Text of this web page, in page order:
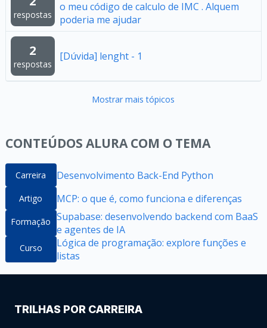
respostas
o meu código de calculo de IMC . Alquem
poderia me ajudar
2
respostas
[Dúvida] lenght - 1
Mostrar mais tópicos
CONTEÚDOS ALURA COM O TEMA
Carreira Desenvolvimento Back-End Python
Artigo MCP: o que é, como funciona e diferenças
Formação Supabase: desenvolvendo backend com BaaS
e agentes de IA
Curso
Lógica de programação: explore funções e
listas
TRILHAS POR CARREIRA